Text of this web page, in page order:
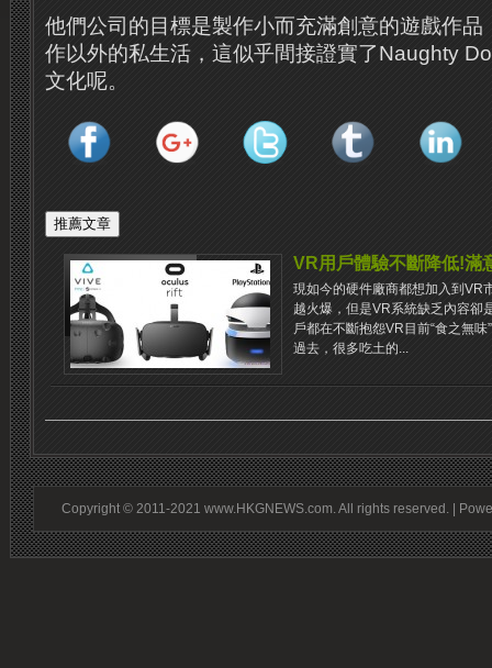
他們公司的目標是製作小而充滿創意的遊戲作品
作以外的私生活，這似乎間接證實了Naughty
文化呢。
VR用戶體驗不斷降低!滿
現如今的硬件廠商都想加入到VR
越火爆，但是VR系統缺乏內容卻
戶都在不斷抱怨VR目前“食之無
過去，很多吃土的...
Copyright © 2011-2021 www.HKGNEWS.com. All rights reserved. |